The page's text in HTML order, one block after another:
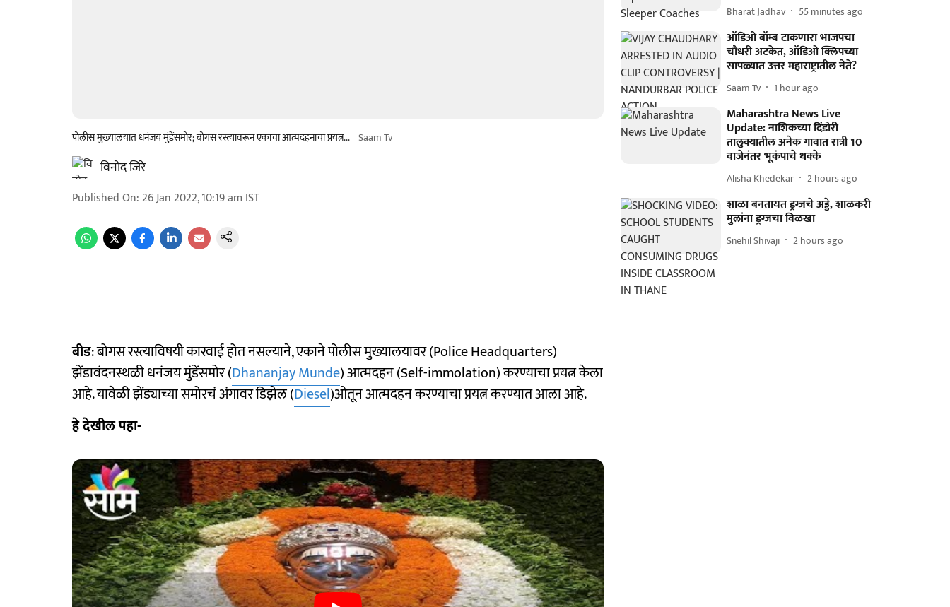
पोलीस मुख्यालयात धनंजय मुंडेंसमोर; बोगस रस्त्यावरून एकाचा आत्मदहनाचा प्रयत्न... Saam Tv
विनोद जिरे
Published On: 26 Jan 2022, 10:19 am IST
बीड: बोगस रस्त्याविषयी कारवाई होत नसल्याने, एकाने पोलीस मुख्यालयावर (Police Headquarters)
झेंडावंदनस्थळी धनंजय मुंडेंसमोर (Dhananjay Munde) आत्मदहन (Self-immolation) करण्याचा प्रयत्न केला
आहे. यावेळी झेंड्याच्या समोरचं अंगावर डिझेल (Diesel)ओतून आत्मदहन करण्याचा प्रयत्न करण्यात आला आहे.
हे देखील पहा-
Bharat Jadhav 55 minutes ago
ऑडिओ बॉम्ब टाकणारा भाजपचा
चौधरी अटकेत, ऑडिओ क्लिपच्या
सापळ्यात उत्तर महाराष्ट्रातील नेते?
Saam Tv 1 hour ago
Maharashtra News Live
Update: नाशिकच्या दिंडोरी
तालुक्यातील अनेक गावात रात्री 10
वाजेनंतर भूकंपाचे धक्के
Alisha Khedekar 2 hours ago
शाळा बनतायत ड्रग्जचे अड्डे, शाळकरी
मुलांना ड्रग्जचा विळखा
Snehil Shivaji 2 hours ago